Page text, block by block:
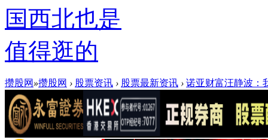
国西北也是
值得逛的
攒股网 »攒股网 › 股票资讯 › 股票最新资讯 › 诺亚财富汪静波：